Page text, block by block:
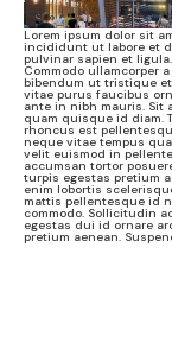
Lorem ipsum dolor sit
incididunt ut labore et
pulvinar sapien et
Commodo ullamcorper
bibendum ut tristique
vitae purus faucibus
ante in nibh mauris. Sit
quam quisque id diam.
rhoncus est
neque vitae tempus
velit euismod in
accumsan tortor
turpis egestas pretium
enim lobortis
mattis pellentesque id
commodo. Sollicitudin
egestas dui id ornare
pretium aenean.